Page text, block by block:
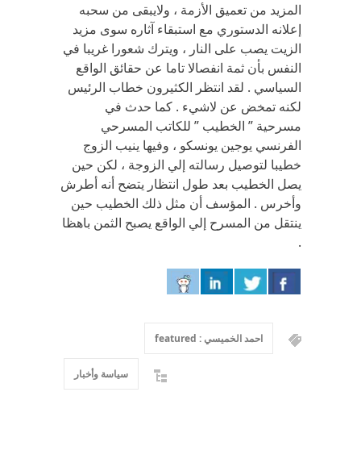
المزيد من تعميق الأزمة ، ولايبقى من سحبه
إعلانه الدستوري مع استبقاء آثاره سوى مزيد
الزيت يصب على النار ، ويترك شعورا غريبا في
النفس بأن ثمة انفصالا تاما عن حقائق الواقع
السياسي . لقد انتظر الكثيرون خطاب الرئيس
لكنه تمخض عن لاشيء . كما حدث في
مسرحية ” الخطيب ” للكاتب المسرحي
الفرنسي يوجين يونسكو ، وفيها ينيب الزوج
خطيبا لتوصيل رسالته إلي الزوجة ، لكن حين
يصل الخطيب بعد طول انتظار يتضح أنه أطرش
وأخرس . المؤسف أن مثل ذلك الخطيب حين
ينتقل من المسرح إلي الواقع يصبح الثمن باهظا
.
احمد الخميسي : featured
سياسة وأخبار